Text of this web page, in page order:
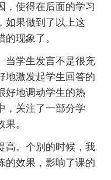
，使得在后面的学习
如果做到了以上这
现象了。
当学生发言不是很充
地激发起学生回答的
好地调动学生的热
，关注了一部分学
。
高。个别的时候，我
的效果，影响了课的